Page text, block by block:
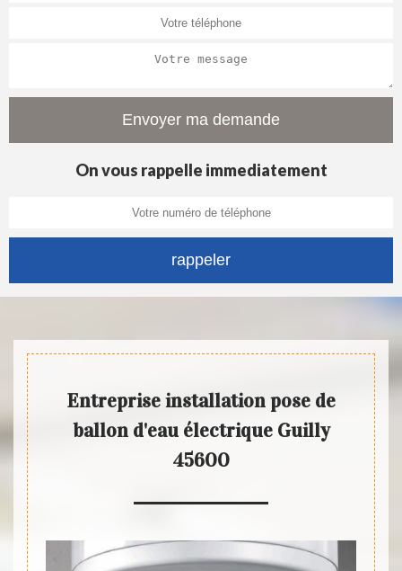
On vous rappelle immediatement
Entreprise installation pose de
ballon d'eau électrique Guilly
45600